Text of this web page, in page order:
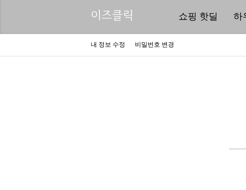
이즈클릭 쇼핑 핫딜 하
내 정보 수정 비밀번호 변경